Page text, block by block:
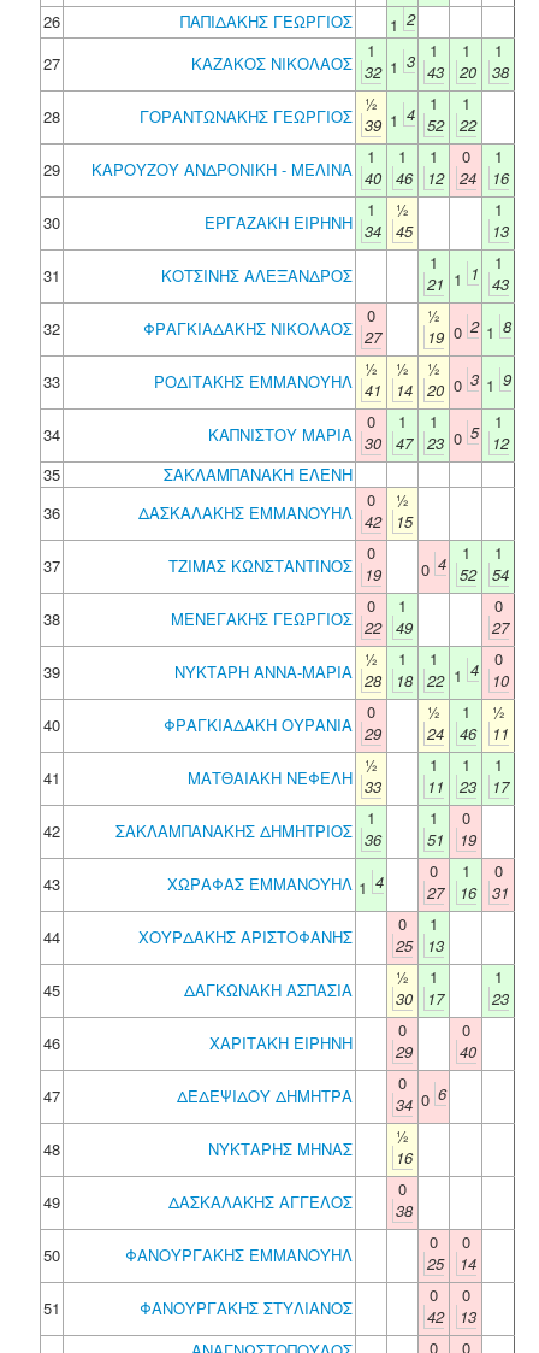
26
ΠΑΠΙΔΑΚΗΣ ΓΕΩΡΓΙΟΣ 1 2
27
ΚΑΖΑΚΟΣ ΝΙΚΟΛΑΟΣ
1
32 1 3
1
43
1
20
1
38
28
ΓΟΡΑΝΤΩΝΑΚΗΣ ΓΕΩΡΓΙΟΣ
½
39 1 4
1
52
1
22
29
ΚΑΡΟΥΖΟΥ ΑΝΔΡΟΝΙΚΗ - ΜΕΛΙΝΑ
1
40
1
46
1
12
0
24
1
16
30
ΕΡΓΑΖΑΚΗ ΕΙΡΗΝΗ
1
34
½
45
1
13
31
ΚΟΤΣΙΝΗΣ ΑΛΕΞΑΝΔΡΟΣ
1
21 1 1
1
43
32
ΦΡΑΓΚΙΑΔΑΚΗΣ ΝΙΚΟΛΑΟΣ
0
27
½
19 0 2 1 8
33 ΡΟΔΙΤΑΚΗΣ ΕΜΜΑΝΟΥΗΛ
½
41
½
14
½
20 0 3 1 9
34 ΚΑΠΝΙΣΤΟΥ ΜΑΡΙΑ
0
30
1
47
1
23 0 5
1
12
35
ΣΑΚΛΑΜΠΑΝΑΚΗ ΕΛΕΝΗ
36
ΔΑΣΚΑΛΑΚΗΣ ΕΜΜΑΝΟΥΗΛ
0
42
½
15
37
ΤΖΙΜΑΣ ΚΩΝΣΤΑΝΤΙΝΟΣ
0
19
0 4
1
52
1
54
38
ΜΕΝΕΓΑΚΗΣ ΓΕΩΡΓΙΟΣ
0
22
1
49
0
27
39
ΝΥΚΤΑΡΗ ΑΝΝΑ-ΜΑΡΙΑ
½
28
1
18
1
22 1 4
0
10
40
ΦΡΑΓΚΙΑΔΑΚΗ ΟΥΡΑΝΙΑ
0
29
½
24
1
46
½
11
41
ΜΑΤΘΑΙΑΚΗ ΝΕΦΕΛΗ
½
33
1
11
1
23
1
17
42
ΣΑΚΛΑΜΠΑΝΑΚΗΣ ΔΗΜΗΤΡΙΟΣ
1
36
1
51
0
19
43
ΧΩΡΑΦΑΣ ΕΜΜΑΝΟΥΗΛ 1 4
0
27
1
16
0
31
44
ΧΟΥΡΔΑΚΗΣ ΑΡΙΣΤΟΦΑΝΗΣ
0
25
1
13
45
ΔΑΓΚΩΝΑΚΗ ΑΣΠΑΣΙΑ
½
30
1
17
1
23
46
ΧΑΡΙΤΑΚΗ ΕΙΡΗΝΗ
0
29
0
40
47
ΔΕΔΕΨΙΔΟΥ ΔΗΜΗΤΡΑ
0
34 0 6
48 ΝΥΚΤΑΡΗΣ ΜΗΝΑΣ
½
16
49
ΔΑΣΚΑΛΑΚΗΣ ΑΓΓΕΛΟΣ
0
38
50
ΦΑΝΟΥΡΓΑΚΗΣ ΕΜΜΑΝΟΥΗΛ
0
25
0
14
51
ΦΑΝΟΥΡΓΑΚΗΣ ΣΤΥΛΙΑΝΟΣ
0
42
0
13
0 0